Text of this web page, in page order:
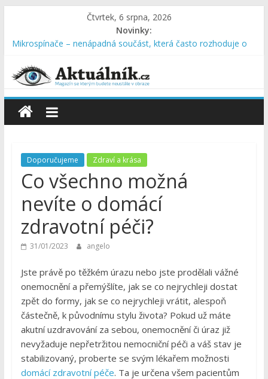
Čtvrtek, 6 srpna, 2026
Novinky:
Mikrospínače – nenápadná součást, která často rozhoduje o
Kdy je správný čas objednat deratizaci
Termoska na léto: studené nápoje svěží po celý den
Proč studenti nejčastěji přepracovávají závěrečnou práci?
Chyby se opakují každý rok
Hluk se nešíří jen prostorem. Často vzniká uvnitř potrubí
Doporučujeme Zdraví a krása
Co všechno možná
nevíte o domácí
zdravotní péči?
31/01/2023 angelo
Jste právě po těžkém úrazu nebo jste prodělali vážné
onemocnění a přemýšlíte, jak se co nejrychleji dostat
zpět do formy, jak se co nejrychleji vrátit, alespoň
částečně, k původnímu stylu života? Pokud už máte
akutní uzdravování za sebou, onemocnění či úraz již
nevyžaduje nepřetržitou nemocniční péči a váš stav je
stabilizovaný, proberte se svým lékařem možnosti
domácí zdravotní péče. Ta je určena všem pacientům